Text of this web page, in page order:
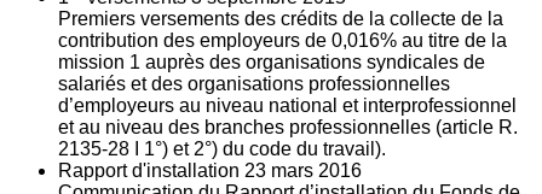
Premiers versements des crédits de la collecte de la
contribution des employeurs de 0,016% au titre de la
mission 1 auprès des organisations syndicales de
salariés et des organisations professionnelles
d’employeurs au niveau national et interprofessionnel
et au niveau des branches professionnelles (article R.
2135‐28 I 1°) et 2°) du code du travail).
Rapport d'installation 23 mars 2016